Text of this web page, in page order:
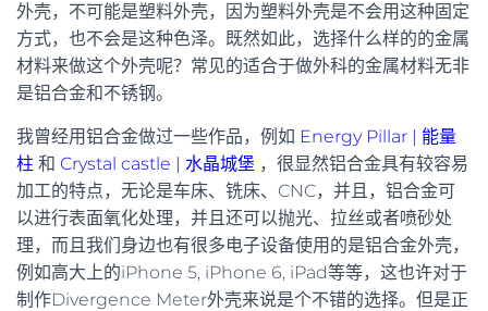
外壳，不可能是塑料外壳，因为塑料外壳是不会用这种固定
方式，也不会是这种色泽。既然如此，选择什么样的的金属
材料来做这个外壳呢？常见的适合于做外科的金属材料无非
是铝合金和不锈钢。
我曾经用铝合金做过一些作品，例如 Energy Pillar | 能量
柱 和 Crystal castle | 水晶城堡 ，很显然铝合金具有较容易
加工的特点，无论是车床、铣床、CNC，并且，铝合金可
以进行表面氧化处理，并且还可以抛光、拉丝或者喷砂处
理，而且我们身边也有很多电子设备使用的是铝合金外壳，
例如高大上的iPhone 5, iPhone 6, iPad等等，这也许对于
制作Divergence Meter外壳来说是个不错的选择。但是正